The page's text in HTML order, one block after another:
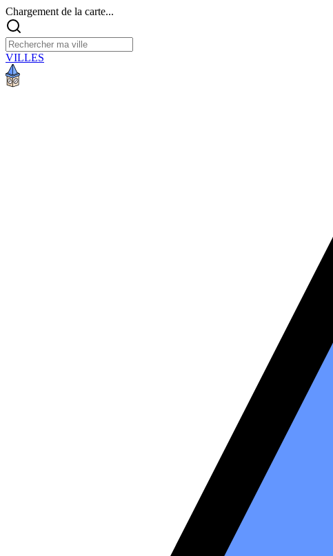
Chargement de la carte...
VILLES